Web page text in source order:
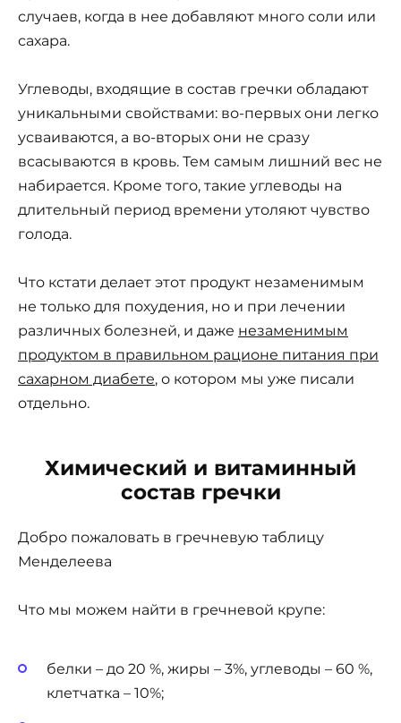
случаев, когда в нее добавляют много соли или
сахара.
Углеводы, входящие в состав гречки обладают
уникальными свойствами: во-первых они легко
усваиваются, а во-вторых они не сразу
всасываются в кровь. Тем самым лишний вес не
набирается. Кроме того, такие углеводы на
длительный период времени утоляют чувство
голода.
Что кстати делает этот продукт незаменимым
не только для похудения, но и при лечении
различных болезней, и даже незаменимым
продуктом в правильном рационе питания при
сахарном диабете, о котором мы уже писали
отдельно.
Химический и витаминный
состав гречки
Добро пожаловать в гречневую таблицу
Менделеева
Что мы можем найти в гречневой крупе:
белки – до 20 %, жиры – 3%, углеводы – 60 %,
клетчатка – 10%;